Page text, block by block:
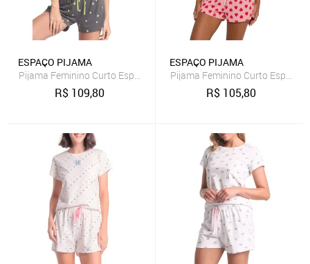
ESPAÇO PIJAMA
Pijama Feminino Curto Espaço Pijama 4010286
R$ 109,80
ESPAÇO PIJAMA
Pijama Feminino Curto Espaço
R$ 105,80